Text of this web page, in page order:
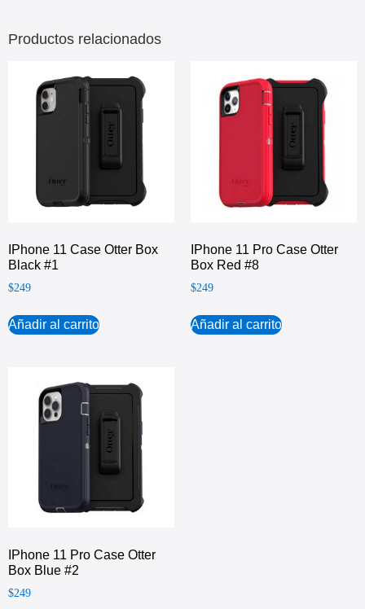
Productos relacionados
IPhone 11 Case Otter Box
Black #1
$249
Añadir al carrito
IPhone 11 Pro Case Otter
Box Red #8
$249
Añadir al carrito
IPhone 11 Pro Case Otter
Box Blue #2
$249